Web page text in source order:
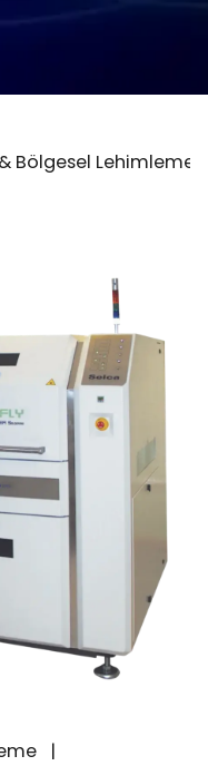
Bölgesel Lehimleme
|